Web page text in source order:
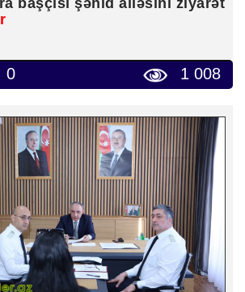
başçısı şəhid ailəsini ziyarət
0 1 008